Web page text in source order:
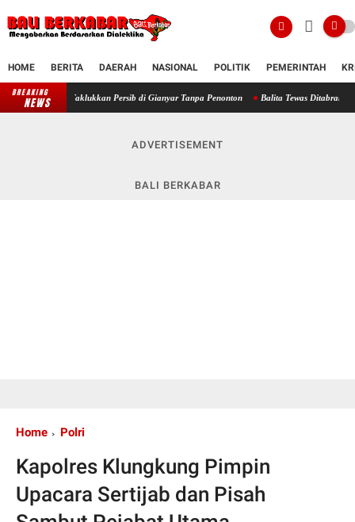
HOME BERITA DAERAH NASIONAL POLITIK PEMERINTAH
BREAKING
NEWS
Drama Adu Penalti Warnai Final Piala Presiden 2026, Persebaya Taklukkan Persib di
ADVERTISEMENT
BALI BERKABAR
Home Polri
Kapolres Klungkung Pimpin
Upacara Sertijab dan Pisah